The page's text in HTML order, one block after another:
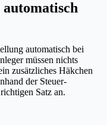
automatisch bei
müssen nichts
zusätzliches Häkchen
der Steuer-
Satz an.